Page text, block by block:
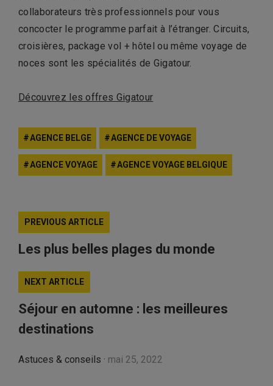
collaborateurs très professionnels pour vous
concocter le programme parfait à l’étranger. Circuits,
croisières, package vol + hôtel ou même voyage de
noces sont les spécialités de Gigatour.
Découvrez les offres Gigatour
AGENCE BELGE AGENCE DE VOYAGE
AGENCE VOYAGE AGENCE VOYAGE BELGIQUE
PREVIOUS ARTICLE
Les plus belles plages du monde
NEXT ARTICLE
Séjour en automne : les meilleures
destinations
Astuces & conseils · mai 25, 2022